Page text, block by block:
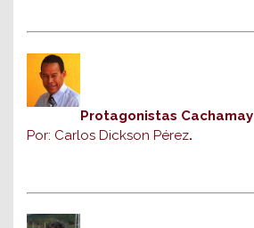
Protagonistas Cachamay
Por: Carlos Dickson Pérez.